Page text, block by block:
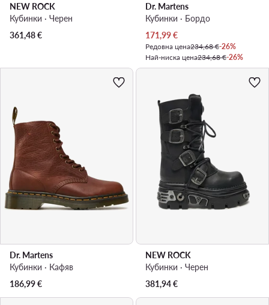
NEW ROCK
Кубинки · Черен
361,48€
Dr. Martens
Кубинки · Бордо
Актуална цена
171,99€
Редовна цена234,68 €-26%
Най-ниска цена234,68 €-26%
Dr. Martens
Кубинки · Кафяв
186,99€
NEW ROCK
Кубинки · Черен
381,94€